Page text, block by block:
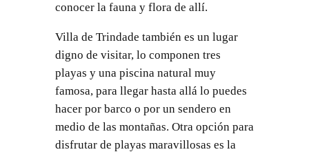
conocer la fauna y flora de allí.
Villa de Trindade también es un lugar
digno de visitar, lo componen tres
playas y una piscina natural muy
famosa, para llegar hasta allá lo puedes
hacer por barco o por un sendero en
medio de las montañas. Otra opción para
disfrutar de playas maravillosas es la